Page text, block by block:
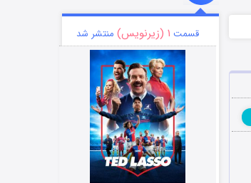
قسمت ۱ (زیرنویس) منتشر شد